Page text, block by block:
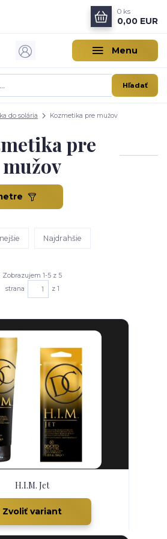
Menu
Hľadať
0 ks
0,00 EUR
do solária Kozmetika pre mužov
pre
mužov
Najdrahšie
Zobrazujem 1-5 z 5
strana
z 1
H.I.M. Jet
Zvoliť variant